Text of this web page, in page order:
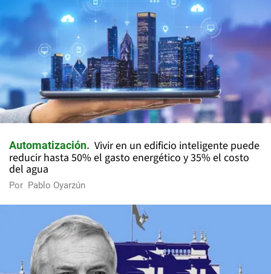
Automatización
Vivir en un edificio inteligente puede
reducir hasta 50% el gasto energético y 35% el costo
del agua
Por Pablo Oyarzún